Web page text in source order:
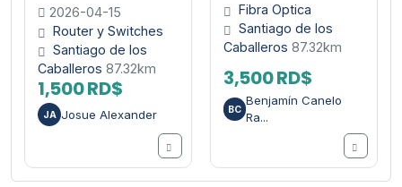
2026-04-15
Router y Switches
Santiago de los
Caballeros 87.32km
1,500 RD$
JA Josue Alexander
Fibra Optica
Santiago de los
Caballeros 87.32km
3,500 RD$
BC
Benjamín Canelo
Ra...